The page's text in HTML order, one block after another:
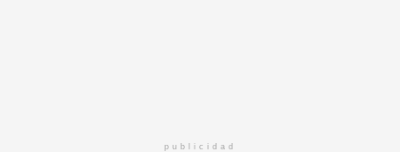
publicidad